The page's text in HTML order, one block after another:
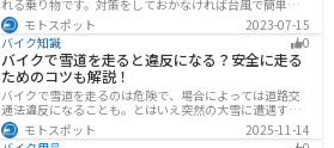
れる乗り物です。対策をしておかなければ台風で簡単に
倒れてしまいます。大切な愛車に傷がつく前にしっかり
と対策しておきましょう。初心者でも簡単にできる台風
対策を紹介します。台風後にやるべきこともまとめてあ
るので、参考にしてください。
モトスポット
2023-07-15
バイク知識
0
バイクで雪道を走ると違反になる？安全に走る
ためのコツも解説！
バイクで雪道を走るのは危険で、場合によっては道路交
通法違反になることも。とはいえ突然の大雪に遭遇する
こともあります。この記事では、雪道で転倒しないため
の走り方のコツや滑り止め対策、雪道に強いバイクの特
モトスポット
2025-11-14